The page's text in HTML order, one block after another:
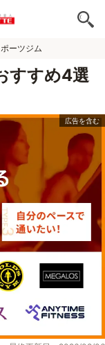
ーツジム
すすめ4選